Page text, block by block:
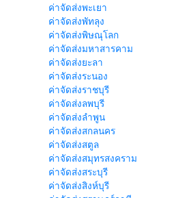
ค่าจัดส่งพะเยา
ค่าจัดส่งพัทลุง
ค่าจัดส่งพิษณุโลก
ค่าจัดส่งมหาสารคาม
ค่าจัดส่งยะลา
ค่าจัดส่งระนอง
ค่าจัดส่งราชบุรี
ค่าจัดส่งลพบุรี
ค่าจัดส่งลำพูน
ค่าจัดส่งสกลนคร
ค่าจัดส่งสตูล
ค่าจัดส่งสมุทรสงคราม
ค่าจัดส่งสระบุรี
ค่าจัดส่งสิงห์บุรี